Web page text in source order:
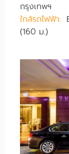
กรุงเทพฯ
ใกล้รถไฟฟ้า:
(160 ม.)